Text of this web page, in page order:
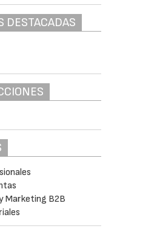
DESTACADAS
Marketing B2B